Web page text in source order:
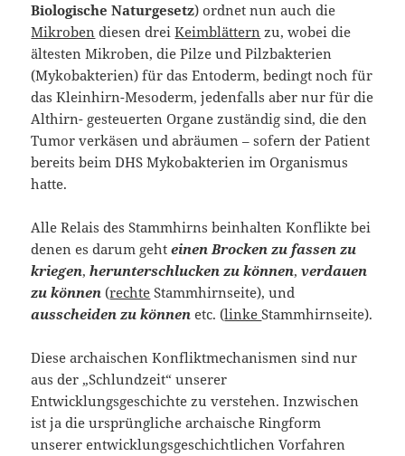
Biologische Naturgesetz) ordnet nun auch die
Mikroben diesen dreiKeimblättern zu, wobei die
ältesten Mikroben, die Pilze und Pilzbakterien
(Mykobakterien) für das Entoderm, bedingt noch für
das Kleinhirn-Mesoderm, jedenfalls aber nur für die
Althirn- gesteuerten Organe zuständig sind, die den
Tumor verkäsen und abräumen – sofern der Patient
bereits beim DHS Mykobakterien im Organismus
hatte.
Alle Relais des Stammhirns beinhalten Konflikte bei
denen es darum gehteinen Brocken zu fassen zu
kriegen,herunterschlucken zu können,verdauen
zu können (rechte Stammhirnseite), und
ausscheiden zu können etc. (linkeStammhirnseite).
Diese archaischen Konfliktmechanismen sind nur
aus der „Schlundzeit“ unserer
Entwicklungsgeschichte zu verstehen. Inzwischen
ist ja die ursprüngliche archaische Ringform
unserer entwicklungsgeschichtlichen Vorfahren